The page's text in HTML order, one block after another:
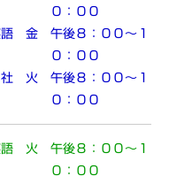
０：００
金
午後８：００～１
０：００
火
午後８：００～１
０：００
火
午後８：００～１
０：００